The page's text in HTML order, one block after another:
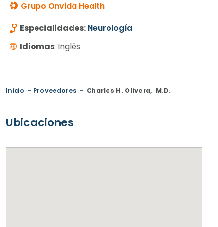
Grupo Onvida Health
Especialidades: Neurología
Idiomas: Inglés
Inicio - Proveedores - Charles H. Olivera, M.D.
Ubicaciones